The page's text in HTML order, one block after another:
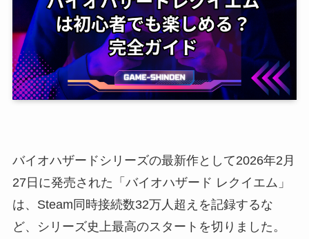
バイオハザードシリーズの最新作として2026年2月
27日に発売された「バイオハザード レクイエム」
は、Steam同時接続数32万人超えを記録するな
ど、シリーズ史上最高のスタートを切りました。